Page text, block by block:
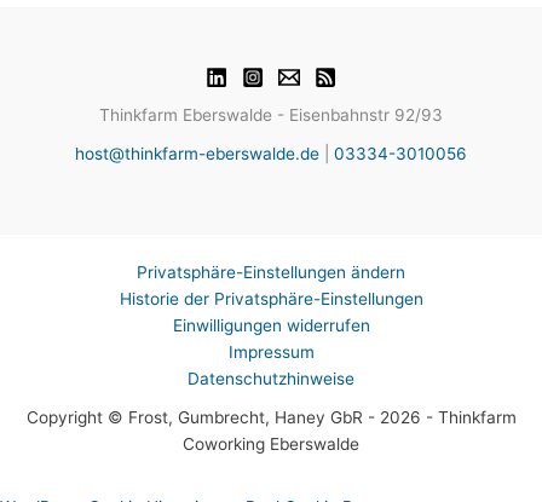
Thinkfarm Eberswalde - Eisenbahnstr 92/93
host@thinkfarm-eberswalde.de
03334-3010056
Privatsphäre-Einstellungen ändern
Historie der Privatsphäre-Einstellungen
Einwilligungen widerrufen
Impressum
Datenschutzhinweise
Copyright © Frost, Gumbrecht, Haney GbR - 2026 - Thinkfarm
Coworking Eberswalde